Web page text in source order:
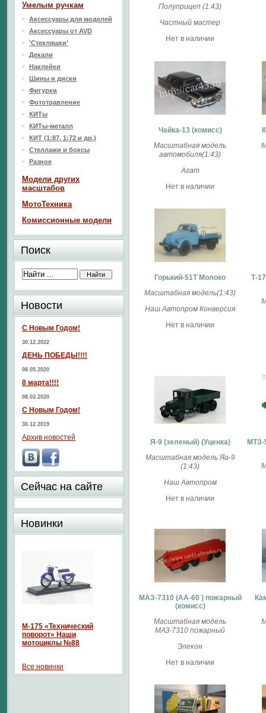
Полуприцеп (1:43)
Частный мастер
Нет в наличии
Чайка-13 (комисс)
Масштабная модель
автомобиля(1:43)
Агат
Нет в наличии
Горький-51Т Молоко
Масштабная модель(1:43)
Наш Автопром Конверсия
Нет в наличии
Т-
Я-9 (зеленый) (Уценка)
Масштабная модель Яа-9
(1:43)
Наш Автопром
Нет в наличии
МТЗ-
МАЗ-7310 (АА-60 ) пожарный
(комисс)
Масштабная модель
МАЗ-7310 пожарный
Элекон
Нет в наличии
Умелым ручкам
Аксессуары для моделей
Аксессуары от AVD
'Стекляшки'
Декали
Наклейки
Шины и диски
Фигурки
Фототравление
КИТы
КИТы-металл
КИТ (1:87, 1:72 и др.)
Стеллажи и боксы
Разное
Модели других
масштабов
МотоТехника
Комиссионные модели
Поиск
Новости
С Новым Годом!
30.12.2022
ДЕНЬ ПОБЕДЫ!!!!
08.05.2020
8 марта!!!!
08.03.2020
С Новым Годом!
30.12.2019
Архив новостей
Сейчас на сайте
Новинки
М-175 «Технический
поворот» Наши
мотоциклы №88
Все новинки